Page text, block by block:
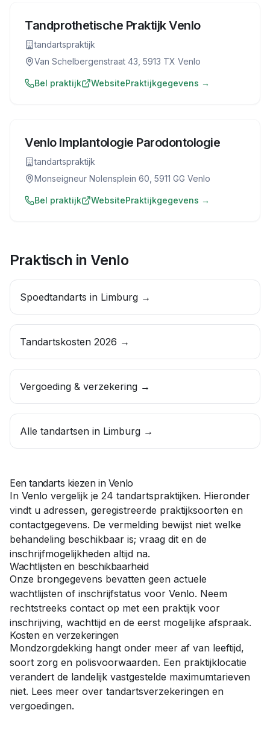
Tandprothetische Praktijk Venlo
tandartspraktijk
Van Schelbergenstraat 43, 5913 TX Venlo
Bel praktijk WebsitePraktijkgegevens →
Venlo Implantologie Parodontologie
tandartspraktijk
Monseigneur Nolensplein 60, 5911 GG Venlo
Bel praktijk WebsitePraktijkgegevens →
Praktisch inVenlo
Spoedtandarts in Limburg →
Tandartskosten 2026 →
Vergoeding & verzekering →
Alle tandartsen in Limburg →
Een tandarts kiezen in Venlo
In Venlo vergelijk je 24 tandartspraktijken. Hieronder
vindt u adressen, geregistreerde praktijksoorten en
contactgegevens. De vermelding bewijst niet welke
behandeling beschikbaar is; vraag dit en de
inschrijfmogelijkheden altijd na.
Wachtlijsten en beschikbaarheid
Onze brongegevens bevatten geen actuele
wachtlijsten of inschrijfstatus voor Venlo. Neem
rechtstreeks contact op met een praktijk voor
inschrijving, wachttijd en de eerst mogelijke afspraak.
Kosten en verzekeringen
Mondzorgdekking hangt onder meer af van leeftijd,
soort zorg en polisvoorwaarden. Een praktijklocatie
verandert de landelijk vastgestelde maximumtarieven
niet. Lees meer over tandartsverzekeringen en
vergoedingen.